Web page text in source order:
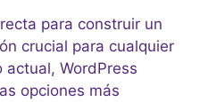
para construir un
crucial para cualquier
actual, WordPress
opciones más